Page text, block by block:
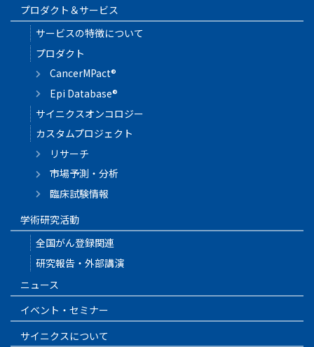
プロダクト＆サービス
サービスの特徴について
プロダクト
CancerMPact®
Epi Database®
サイニクスオンコロジー
カスタムプロジェクト
リサーチ
市場予測・分析
臨床試験情報
学術研究活動
全国がん登録関連
研究報告・外部講演
ニュース
イベント・セミナー
サイニクスについて